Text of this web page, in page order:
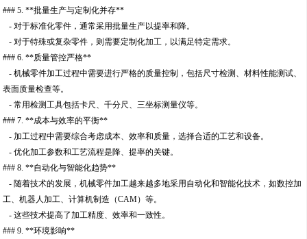
### 5. **批量生产与定制化并存**
- 对于标准化零件，通常采用批量生产以提率和降。
- 对于特殊或复杂零件，则需要定制化加工，以满足特定需求。
### 6. **质量管控严格**
- 机械零件加工过程中需要进行严格的质量控制，包括尺寸检测、材料性能测试、
表面质量检查等。
- 常用检测工具包括卡尺、千分尺、三坐标测量仪等。
### 7. **成本与效率的平衡**
- 加工过程中需要综合考虑成本、效率和质量，选择合适的工艺和设备。
- 优化加工参数和工艺流程是降、提率的关键。
### 8. **自动化与智能化趋势**
- 随着技术的发展，机械零件加工越来越多地采用自动化和智能化技术，如数控加
工、机器人加工、计算机制造（CAM）等。
- 这些技术提高了加工精度、效率和一致性。
### 9. **环境影响**